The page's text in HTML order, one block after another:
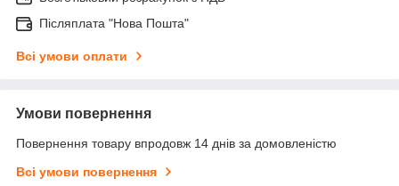
Післяплата "Нова Пошта"
Всі умови оплати
Умови повернення
Повернення товару впродовж 14 днів за домовленістю
Всі умови повернення